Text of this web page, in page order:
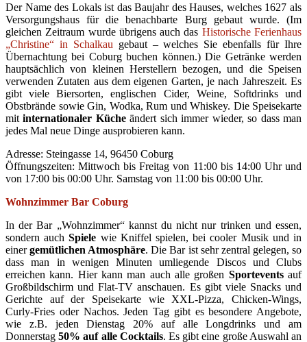
Der Name des Lokals ist das Baujahr des Hauses, welches 1627 als
Versorgungshaus für die benachbarte Burg gebaut wurde. (Im
gleichen Zeitraum wurde übrigens auch das Historische Ferienhaus
„Christine“ in Schalkau gebaut – welches Sie ebenfalls für Ihre
Übernachtung bei Coburg buchen können.) Die Getränke werden
hauptsächlich von kleinen Herstellern bezogen, und die Speisen
verwenden Zutaten aus dem eigenen Garten, je nach Jahreszeit. Es
gibt viele Biersorten, englischen Cider, Weine, Softdrinks und
Obstbrände sowie Gin, Wodka, Rum und Whiskey. Die Speisekarte
mitinternationaler Kücheändert sich immer wieder, so dass man
jedes Mal neue Dinge ausprobieren kann.
Adresse: Steingasse 14, 96450 Coburg
Öffnungszeiten: Mittwoch bis Freitag von 11:00 bis 14:00 Uhr und
von 17:00 bis 00:00 Uhr. Samstag von 11:00 bis 00:00 Uhr.
Wohnzimmer Bar Coburg
In der Bar „Wohnzimmer“ kannst du nicht nur trinken und essen,
sondern auchSpiele wie Kniffel spielen, bei cooler Musik und in
einergemütlichen Atmosphäre. Die Bar ist sehr zentral gelegen, so
dass man in wenigen Minuten umliegende Discos und Clubs
erreichen kann. Hier kann man auch alle großen Sporteventsauf
Großbildschirm und Flat-TV anschauen. Es gibt viele Snacks und
Gerichte auf der Speisekarte wie XXL-Pizza, Chicken-Wings,
Curly-Fries oder Nachos. Jeden Tag gibt es besondere Angebote,
wie z.B. jeden Dienstag 20% auf alle Longdrinks und am
Donnerstag50% auf alle Cocktails. Es gibt eine große Auswahl an